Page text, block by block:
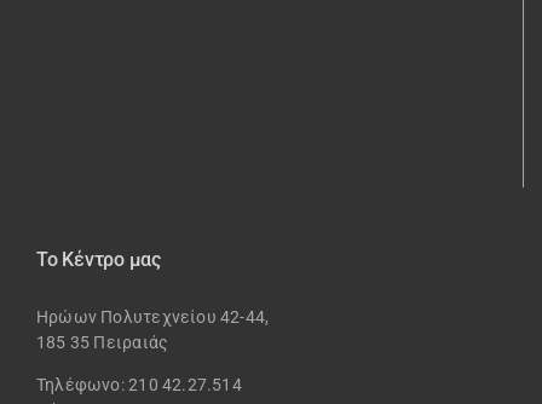
Το Κέντρο μας
Ηρώων Πολυτεχνείου 42-44,
185 35 Πειραιάς
Τηλέφωνο: 210 42.27.514